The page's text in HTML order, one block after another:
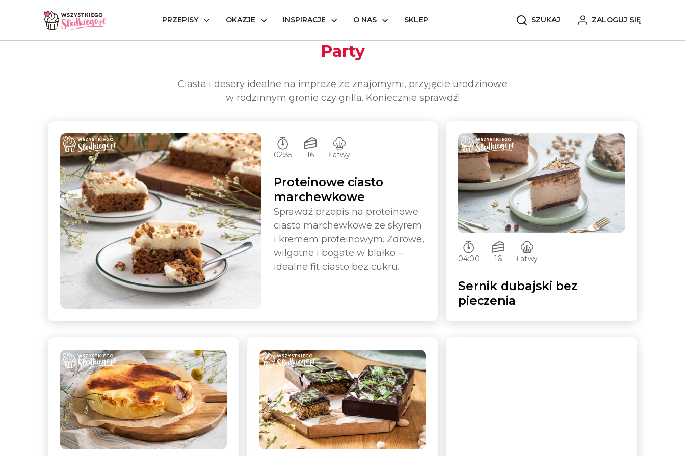
PRZEPISY OKAZJE INSPIRACJE O NAS SKLEP SZUKAJ ZALOGUJ SIĘ
Strona główna Okazje
Party
Ciasta i desery idealne na imprezę ze znajomymi, przyjęcie urodzinowe
w rodzinnym gronie czy grilla. Koniecznie sprawdź!
Czas przygotowywania:
02:35
Ilość porcji:
16
Poziom trudności:
Łatwy
Proteinowe ciasto
marchewkowe
Sprawdź przepis na proteinowe
ciasto marchewkowe ze skyrem
i kremem proteinowym. Zdrowe,
wilgotne i bogate w białko –
idealne fit ciasto bez cukru.
Czas przygotowywania:
04:00
Ilość porcji:
16
Poziom trudności:
Łatwy
Sernik dubajski bez
pieczenia